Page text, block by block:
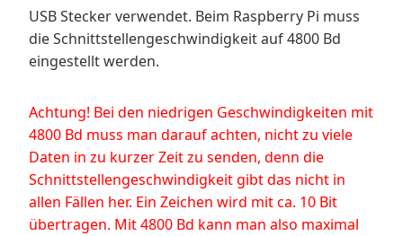
USB Stecker verwendet. Beim Raspberry Pi muss
die Schnittstellengeschwindigkeit auf 4800 Bd
eingestellt werden.
Achtung! Bei den niedrigen Geschwindigkeiten mit
4800 Bd muss man darauf achten, nicht zu viele
Daten in zu kurzer Zeit zu senden, denn die
Schnittstellengeschwindigkeit gibt das nicht in
allen Fällen her. Ein Zeichen wird mit ca. 10 Bit
übertragen. Mit 4800 Bd kann man also maximal